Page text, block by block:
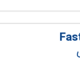
نظیر: نام، اندازه پوشه یا
اندازه پوشه های والد
زیرپوشه ها، نمایش زمان
نمایش صاحب پوشه و